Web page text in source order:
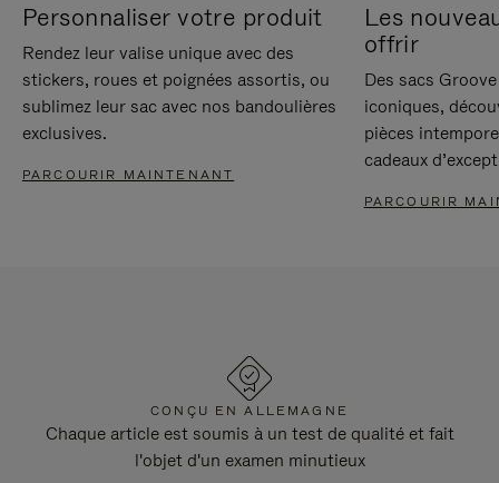
Personnaliser votre produit
Rendez leur valise unique avec des
stickers, roues et poignées assortis, ou
sublimez leur sac avec nos bandoulières
exclusives.
PARCOURIR MAINTENANT
Les
offrir
Des sacs
iconiques,
pièces
cadeaux
PARCOURIR
CONÇU EN ALLEMAGNE
Chaque article est soumis à un test de qualité et fait
l'objet d'un examen minutieux